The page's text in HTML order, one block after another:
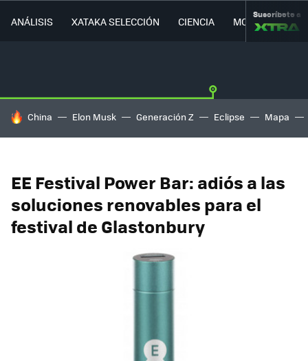
ANÁLISIS XATAKA SELECCIÓN CIENCIA MOVILIDAD
Suscríbete a
HOY SE HABLA DE
China Elon Musk Generación Z Eclipse Mapa
EE Festival Power Bar: adiós a las
soluciones renovables para el
festival de Glastonbury